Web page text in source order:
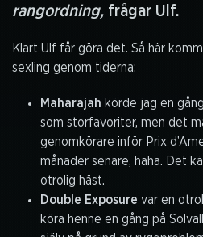
rangordning, frågar Ulf.
Klart Ulf får göra det. Så här
sexling genom tiderna:
Maharajah körde jag en
som storfavoriter, men det
genomkörare inför Prix
månader senare, haha. Det
otrolig häst.
Double Exposure var en
köra henne en gång på